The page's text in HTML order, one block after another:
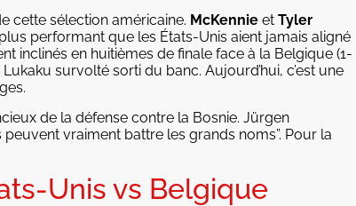
cette sélection américaine. McKennie et Tyler
performant que les États-Unis aient jamais aligné
inclinés en huitièmes de finale face à la Belgique (1-
survolté sorti du banc. Aujourd’hui, c’est une
de la défense contre la Bosnie. Jürgen
vraiment battre les grands noms”. Pour la
Unis vs Belgique